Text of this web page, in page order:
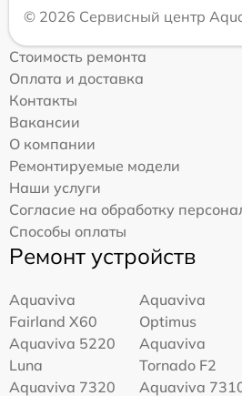
© 2026 Сервисный центр
Стоимость ремонта
Оплата и доставка
Контакты
Вакансии
О компании
Ремонтируемые модели
Наши услуги
Согласие на обработку
Способы оплаты
Ремонт устройств
Aquaviva
Fairland X60
Aquaviva
Optimus
Aquaviva 5220
Luna
Aquaviva
Tornado F2
Aquaviva 7320
Aquaviva